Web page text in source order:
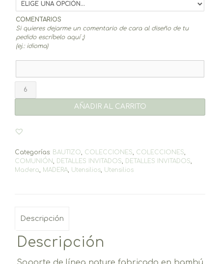
COMENTARIOS
Si quieres dejarme un comentario de cara al diseño de tu
pedido escríbelo aquí ;)
(ej.: idioma)
móvil
AÑADIR AL CARRITO
Categorías: BAUTIZO, COLECCIONES, COLECCIONES,
COMUNIÓN, DETALLES INVITADOS, DETALLES INVITADOS,
Madera, MADERA, Utensilios, Utensilios
Descripción
Descripción